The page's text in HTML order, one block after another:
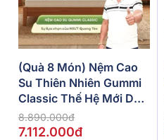
(Quà 8 Món) Nệm Cao
Su Thiên Nhiên Gummi
Classic Thế Hệ Mới Dày
5/10/15cm
8.890.000đ
7.112.000đ